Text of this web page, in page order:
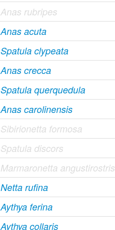
Anas rubripes
Anas acuta
Spatula clypeata
Anas crecca
Spatula querquedula
Anas carolinensis
Sibirionetta formosa
Spatula discors
Marmaronetta angustirostris
Netta rufina
Aythya ferina
Aythya collaris